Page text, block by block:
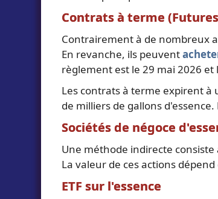
Contrats à terme (Futures
Contrairement à de nombreux
En revanche, ils peuvent
règlement est le 29 mai 2026
Les contrats à terme expirent
de milliers de gallons
Sociétés de négoce
Une méthode indirecte consiste
La valeur de ces actions
ETF sur l'essence